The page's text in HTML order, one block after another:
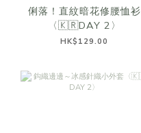
俐落！直紋暗花修腰恤衫
〈🇰🇷DAY 2〉
HK$129.00